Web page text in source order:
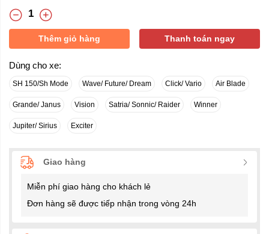
Thêm giỏ hàng Thanh toán ngay
Dùng cho xe:
SH 150/Sh Mode Wave/ Future/ Dream Click/ Vario Air Blade
Grande/ Janus Vision Satria/ Sonnic/ Raider Winner
Jupiter/ Sirius Exciter
Giao hàng
Miễn phí giao hàng cho khách lẻ
Đơn hàng sẽ được tiếp nhận trong vòng 24h